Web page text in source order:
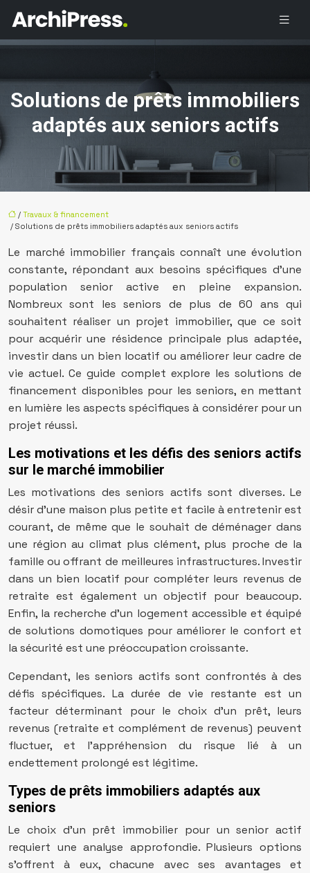
Solutions de prêts immobiliers
adaptés aux seniors actifs
/ Travaux & financement
/ Solutions de prêts immobiliers adaptés aux seniors actifs
Le marché immobilier français connaît une évolution
constante, répondant aux besoins spécifiques d’une
population senior active en pleine expansion.
Nombreux sont les seniors de plus de 60 ans qui
souhaitent réaliser un projet immobilier, que ce soit
pour acquérir une résidence principale plus adaptée,
investir dans un bien locatif ou améliorer leur cadre de
vie actuel. Ce guide complet explore les solutions de
financement disponibles pour les seniors, en mettant
en lumière les aspects spécifiques à considérer pour un
projet réussi.
Les motivations et les défis des seniors actifs
sur le marché immobilier
Les motivations des seniors actifs sont diverses. Le
désir d’une maison plus petite et facile à entretenir est
courant, de même que le souhait de déménager dans
une région au climat plus clément, plus proche de la
famille ou offrant de meilleures infrastructures. Investir
dans un bien locatif pour compléter leurs revenus de
retraite est également un objectif pour beaucoup.
Enfin, la recherche d’un logement accessible et équipé
de solutions domotiques pour améliorer le confort et
la sécurité est une préoccupation croissante.
Cependant, les seniors actifs sont confrontés à des
défis spécifiques. La durée de vie restante est un
facteur déterminant pour le choix d’un prêt, leurs
revenus (retraite et complément de revenus) peuvent
fluctuer, et l’appréhension du risque lié à un
endettement prolongé est légitime.
Types de prêts immobiliers adaptés aux
seniors
Le choix d’un prêt immobilier pour un senior actif
requiert une analyse approfondie. Plusieurs options
s’offrent à eux, chacune avec ses avantages et